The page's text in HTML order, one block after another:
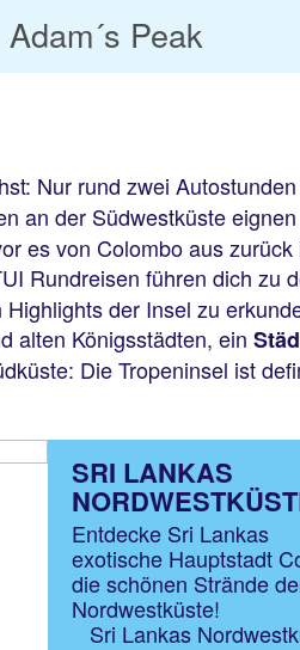
Adam´s Peak
Nur rund zwei
an der Südwestküste
es von Colombo aus
Rundreisen führen dich zu
der Insel zu
alten Königsstädten, ein
Die Tropeninsel ist
SRI LANKAS
Entdecke Sri Lankas
exotische Hauptstadt
die schönen Strände
Nordwestküste!
Sri Lankas